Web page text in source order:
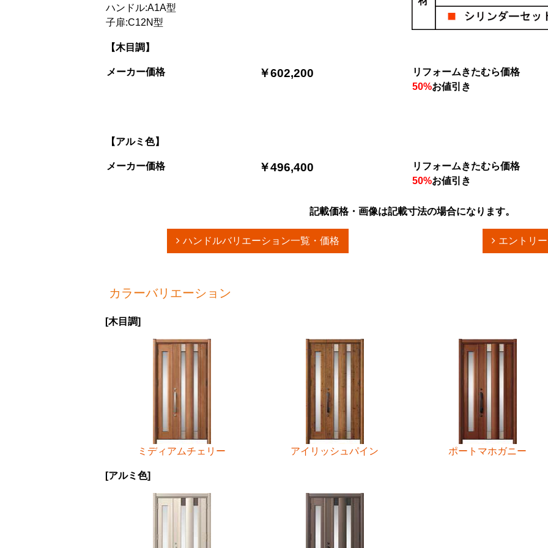
ハンドル:A1A型
子扉:C12N型
【木目調】
メーカー価格 ￥602,200
リフォームきたむら価格
50%お値引き
【アルミ色】
メーカー価格 ￥496,400
リフォームきたむら価格
50%お値引き
記載価格・画像は記載寸法の場合になります。
ハンドルバリエーション一覧・価格 エントリ
カラーバリエーション
[木目調]
ミディアムチェリー アイリッシュパイン ポートマホガニー
[アルミ色]